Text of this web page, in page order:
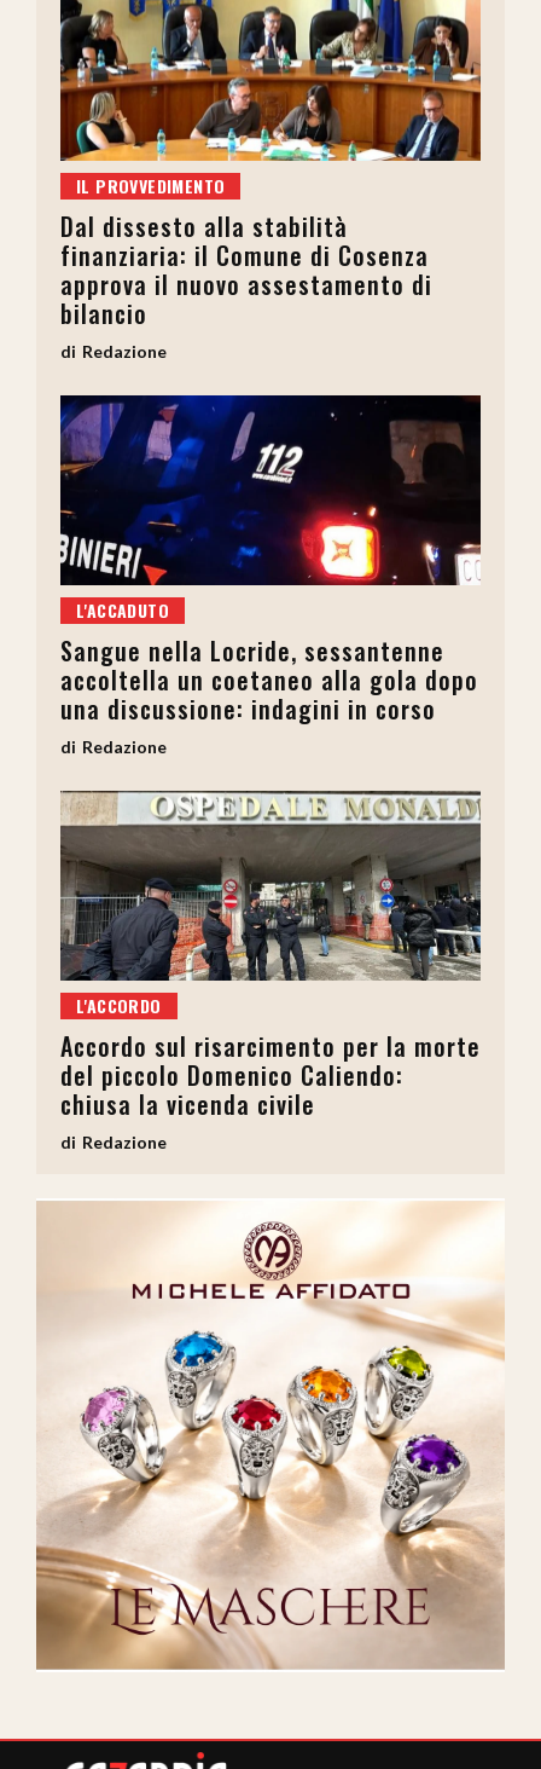
IL PROVVEDIMENTO
Dal dissesto alla stabilità
finanziaria: il Comune di Cosenza
approva il nuovo assestamento di
bilancio
Redazione
L'ACCADUTO
Sangue nella Locride, sessantenne
accoltella un coetaneo alla gola dopo
una discussione: indagini in corso
Redazione
L'ACCORDO
Accordo sul risarcimento per la morte
del piccolo Domenico Caliendo:
chiusa la vicenda civile
Redazione